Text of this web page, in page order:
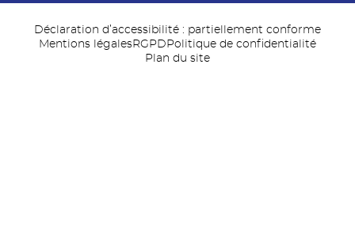
Déclaration d’accessibilité : partiellement conforme
Mentions légalesRGPD Politique de confidentialité
Plan du site